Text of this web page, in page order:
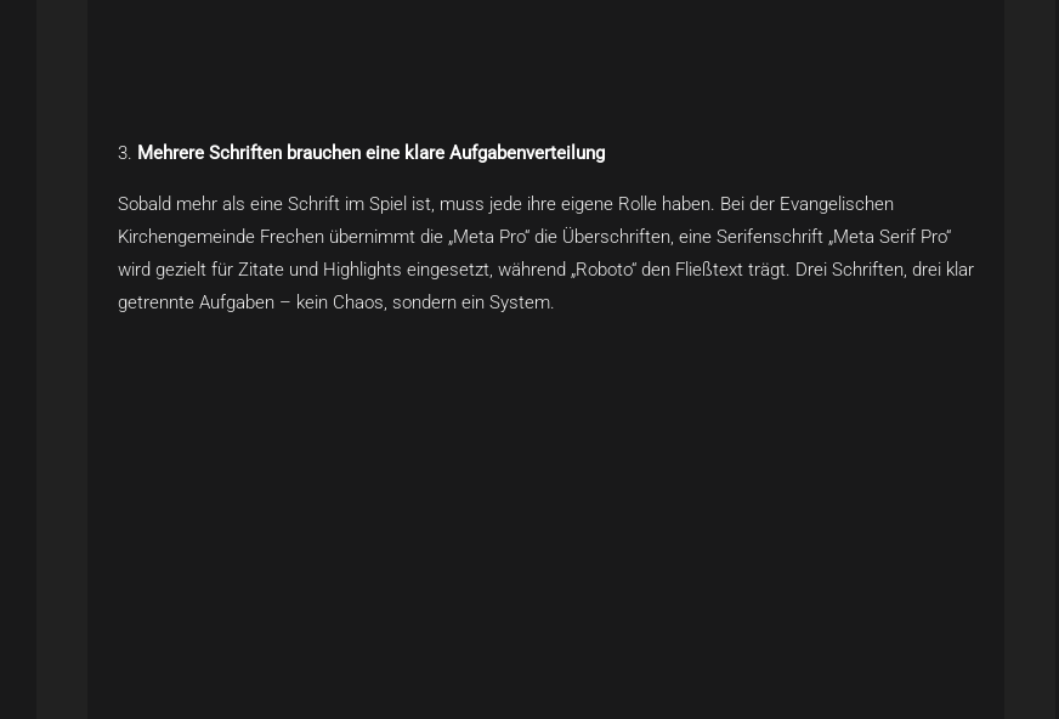
Mehrere Schriften brauchen eine klare Aufgabenverteilung
Sobald mehr als eine Schrift im Spiel ist, muss jede ihre eigene Rolle haben. Bei der Evangelischen
Kirchengemeinde Frechen übernimmt die „Meta Pro“ die Überschriften, eine Serifenschrift „Meta Serif Pro“
wird gezielt für Zitate und Highlights eingesetzt, während „Roboto“ den Fließtext trägt. Drei Schriften, drei klar
getrennte Aufgaben – kein Chaos, sondern ein System.